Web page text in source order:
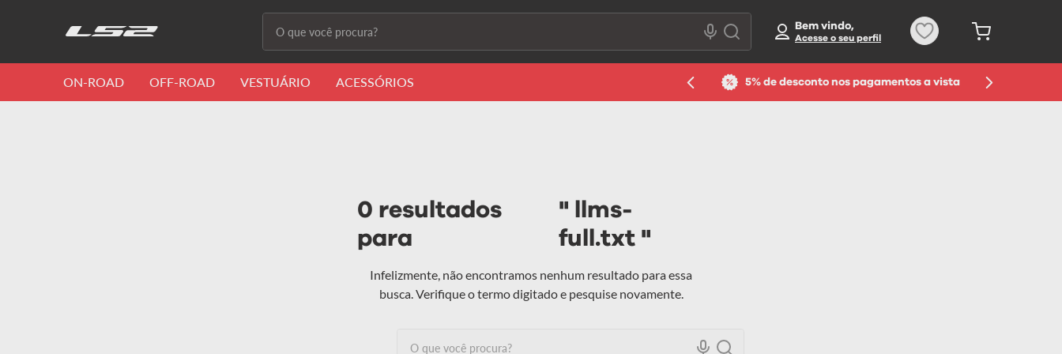
O que você procura? Bem vindo,
ON-ROAD OFF-ROAD VESTUÁRIO ACESSÓRIOS 5% de desconto nos pagamentos a vista
0 resultados
para
llms-
full.txt
Infelizmente, não encontramos nenhum resultado para essa
busca. Verifique o termo digitado e pesquise novamente.
Termos mais buscados
capacete feminino